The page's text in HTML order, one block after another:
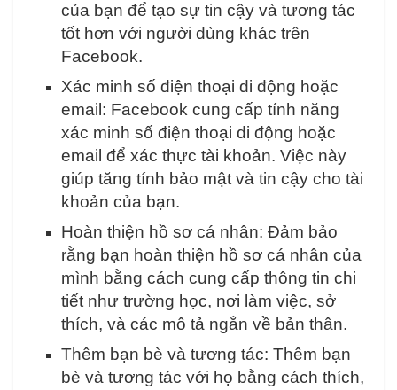
của bạn để tạo sự tin cậy và tương tác
tốt hơn với người dùng khác trên
Facebook.
Xác minh số điện thoại di động hoặc
email: Facebook cung cấp tính năng
xác minh số điện thoại di động hoặc
email để xác thực tài khoản. Việc này
giúp tăng tính bảo mật và tin cậy cho tài
khoản của bạn.
Hoàn thiện hồ sơ cá nhân: Đảm bảo
rằng bạn hoàn thiện hồ sơ cá nhân của
mình bằng cách cung cấp thông tin chi
tiết như trường học, nơi làm việc, sở
thích, và các mô tả ngắn về bản thân.
Thêm bạn bè và tương tác: Thêm bạn
bè và tương tác với họ bằng cách thích,